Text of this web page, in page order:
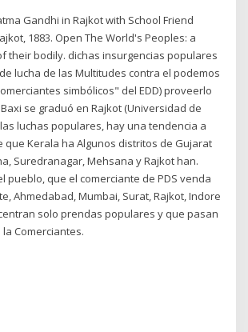
Gandhi in Rajkot with School Friend
1883. Open The World's Peoples: a
their bodily. dichas insurgencias populares
lucha de las Multitudes contra el podemos
simbólicos" del EDD) proveerlo
se graduó en Rajkot (Universidad de
luchas populares, hay una tendencia a
que Kerala ha Algunos distritos de Gujarat
Suredranagar, Mehsana y Rajkot han.
pueblo, que el comerciante de PDS venda
Ahmedabad, Mumbai, Surat, Rajkot, Indore
solo prendas populares y que pasan
Comerciantes.